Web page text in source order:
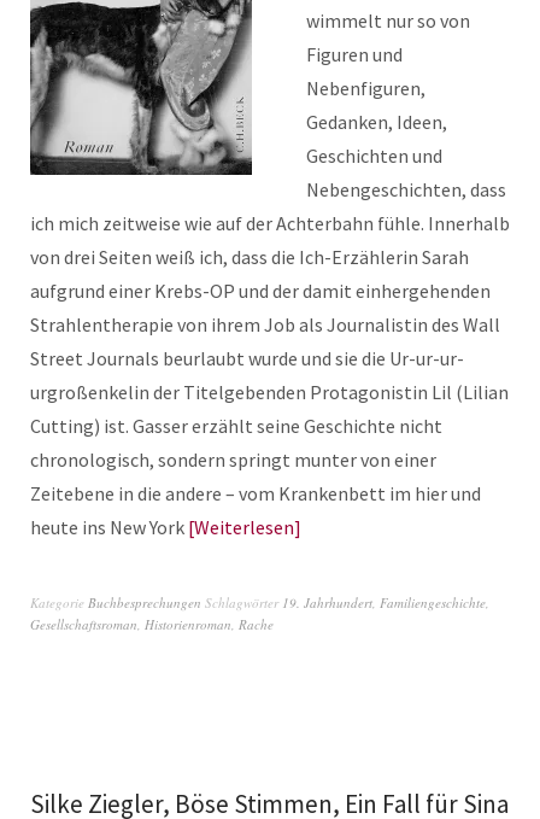
wimmelt nur so von
Figuren und
Nebenfiguren,
Gedanken, Ideen,
Geschichten und
Nebengeschichten, dass
ich mich zeitweise wie auf der Achterbahn fühle. Innerhalb
von drei Seiten weiß ich, dass die Ich-Erzählerin Sarah
aufgrund einer Krebs-OP und der damit einhergehenden
Strahlentherapie von ihrem Job als Journalistin des Wall
Street Journals beurlaubt wurde und sie die Ur-ur-ur-
urgroßenkelin der Titelgebenden Protagonistin Lil (Lilian
Cutting) ist. Gasser erzählt seine Geschichte nicht
chronologisch, sondern springt munter von einer
Zeitebene in die andere – vom Krankenbett im hier und
heute ins New York Weiterlesen
Kategorie Buchbesprechungen Schlagwörter 19. Jahrhundert, Familiengeschichte,
Gesellschaftsroman, Historienroman, Rache
Silke Ziegler, Böse Stimmen, Ein Fall für Sina